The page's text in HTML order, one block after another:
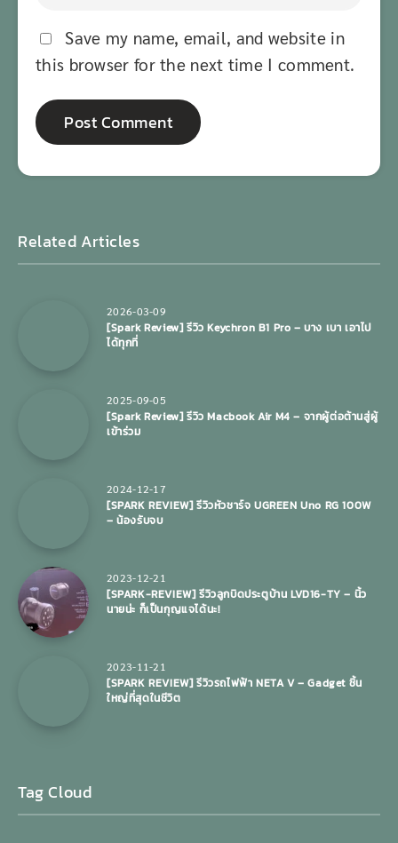
Save my name, email, and website in
this browser for the next time I comment.
Related Articles
2026-03-09
[Spark Review] รีวิว Keychron B1 Pro – บาง เบา เอาไป
ได้ทุกที่
2025-09-05
[Spark Review] รีวิว Macbook Air M4 – จากผู้ต่อต้านสู่ผู้
เข้าร่วม
2024-12-17
[SPARK REVIEW] รีวิวหัวชาร์จ UGREEN Uno RG 100W
– น้องรับจบ
2023-12-21
[SPARK-REVIEW] รีวิวลูกบิดประตูบ้าน LVD16-TY – นิ้ว
นายน่ะ ก็เป็นกุญแจได้นะ!
2023-11-21
[SPARK REVIEW] รีวิวรถไฟฟ้า NETA V – Gadget ชิ้น
ใหญ่ที่สุดในชีวิต
Tag Cloud